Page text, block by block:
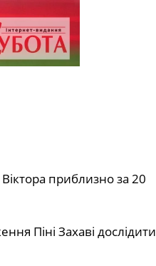
приблизно за 20
Піні Захаві дослідити